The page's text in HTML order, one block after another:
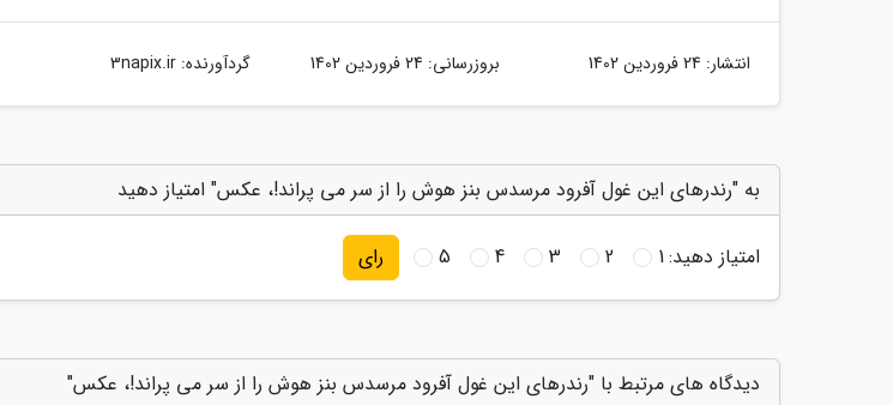
انتشار: 24 فروردین 1402 بروزرسانی: 24 فروردین 1402 گردآورنده:3napix.ir
به "رندرهای این غول آفرود مرسدس بنز هوش را از سر می پراند!، عکس" امتیاز دهید
امتیاز دهید:1
2
3
4
5 رای
دیدگاه های مرتبط با "رندرهای این غول آفرود مرسدس بنز هوش را از سر می پراند!، عکس"